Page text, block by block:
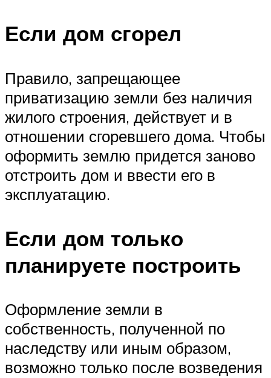
Если дом сгорел
Правило, запрещающее
приватизацию земли без наличия
жилого строения, действует и в
отношении сгоревшего дома. Чтобы
оформить землю придется заново
отстроить дом и ввести его в
эксплуатацию.
Если дом только
планируете построить
Оформление земли в
собственность, полученной по
наследству или иным образом,
возможно только после возведения